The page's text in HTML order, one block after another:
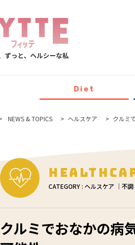
Diet
NEWS & TOPICS ヘルスケア クルミ
CATEGORY : ヘルスケア ｜不調
クルミでおなかの病